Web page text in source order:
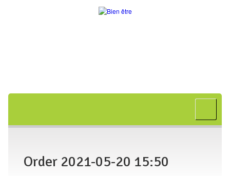
Shiatsu
Order 2021-05-20 15:50